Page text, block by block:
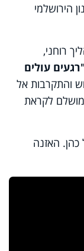
הירושלמי
רוחני,
עולים
והתקרבות אל
מושלם לקראת
כהן. האזנה